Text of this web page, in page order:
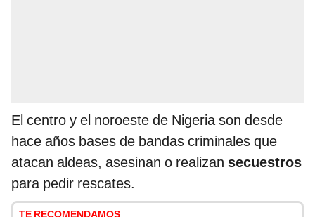
El centro y el noroeste de Nigeria son desde
hace años bases de bandas criminales que
atacan aldeas, asesinan o realizan secuestros
para pedir rescates.
TE RECOMENDAMOS